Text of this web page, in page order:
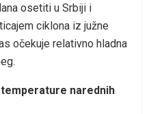
osetiti u Srbiji i
ciklona iz južne
očekuje relativno hladna
narednih